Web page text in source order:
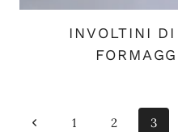
INVOLTINI
Navigazione
Pagina
1 2 3